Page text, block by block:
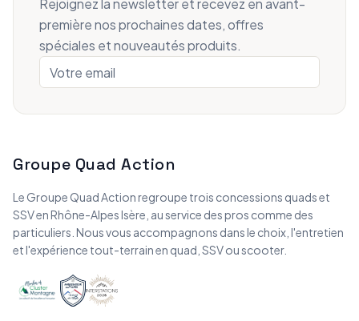
Rejoignez la newsletter et recevez en avant-
première nos prochaines dates, offres
spéciales et nouveautés produits.
Groupe Quad Action
Le Groupe Quad Action regroupe trois concessions quads et
SSV en Rhône-Alpes Isère, au service des pros comme des
particuliers. Nous vous accompagnons dans le choix, l'entretien
et l'expérience tout-terrain en quad, SSV ou scooter.